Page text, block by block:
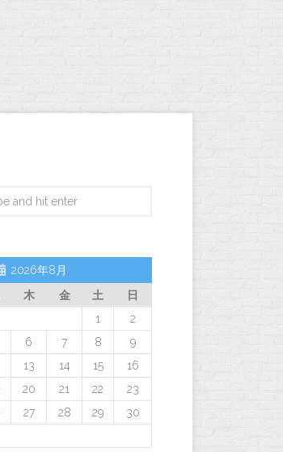
2026年8月
木 金 土
日
1
2
6 7 8
9
13 14 15
16
20 21 22
23
27 28 29
30